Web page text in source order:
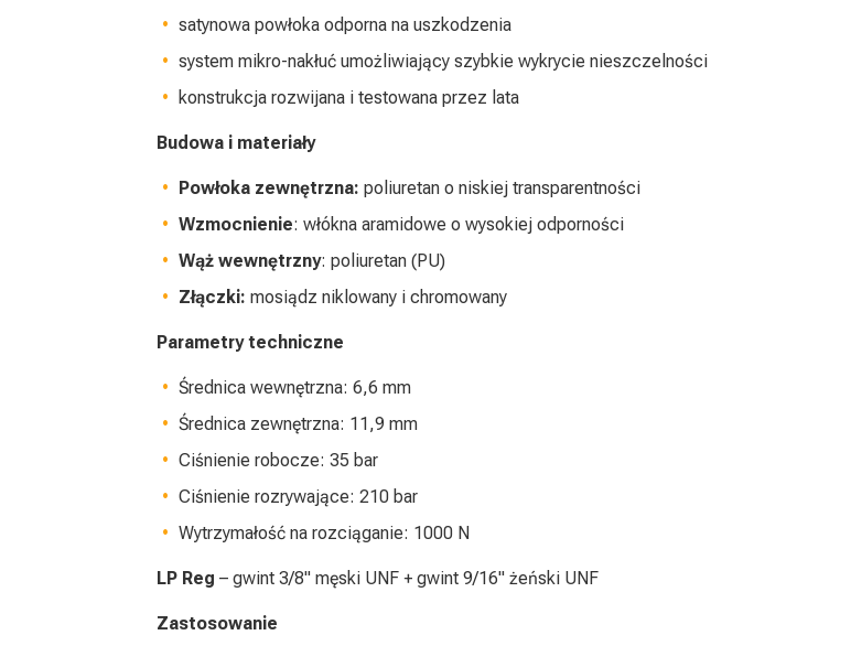
satynowa powłoka odporna na uszkodzenia
system mikro-nakłuć umożliwiający szybkie wykrycie nieszczelności
konstrukcja rozwijana i testowana przez lata
Budowa i materiały
Powłoka zewnętrzna: poliuretan o niskiej transparentności
Wzmocnienie: włókna aramidowe o wysokiej odporności
Wąż wewnętrzny: poliuretan (PU)
Złączki: mosiądz niklowany i chromowany
Parametry techniczne
Średnica wewnętrzna: 6,6 mm
Średnica zewnętrzna: 11,9 mm
Ciśnienie robocze: 35 bar
Ciśnienie rozrywające: 210 bar
Wytrzymałość na rozciąganie: 1000 N
LP Reg – gwint 3/8" męski UNF + gwint 9/16" żeński UNF
Zastosowanie